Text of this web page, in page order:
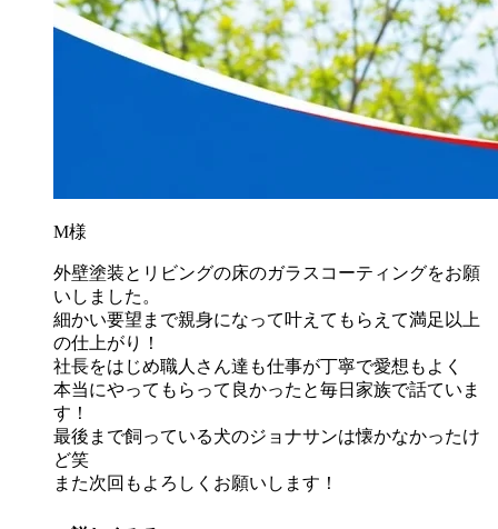
M様
外壁塗装とリビングの床のガラスコーティングをお願
いしました。
細かい要望まで親身になって叶えてもらえて満足以上
の仕上がり！
社長をはじめ職人さん達も仕事が丁寧で愛想もよく
本当にやってもらって良かったと毎日家族で話ていま
す！
最後まで飼っている犬のジョナサンは懐かなかったけ
ど笑
また次回もよろしくお願いします！